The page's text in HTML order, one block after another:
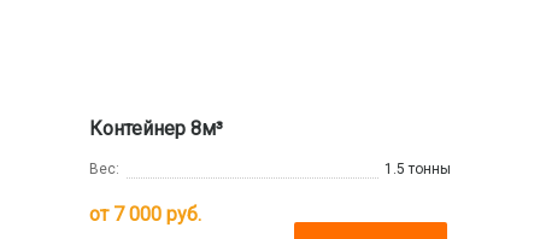
Контейнер 8м³
Вес: 1.5 тонны
от 7 000 руб.